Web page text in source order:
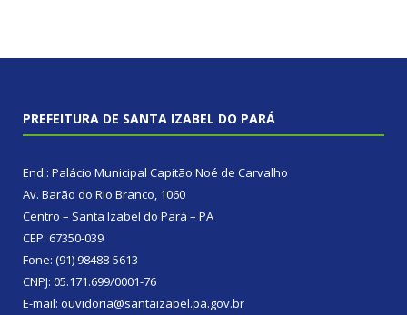
PREFEITURA DE SANTA IZABEL DO PARÁ
End.: Palácio Municipal Capitão Noé de Carvalho
Av. Barão do Rio Branco, 1060
Centro – Santa Izabel do Pará – PA
CEP: 67350-039
Fone: (91) 98488-5613
CNPJ: 05.171.699/0001-76
E-mail: ouvidoria@santaizabel.pa.gov.br